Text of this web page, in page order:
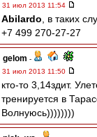
31 июл 2013 11:54
Abilardo , в таких
+7 499 270-27-27
gelom -
31 июл 2013 11:50
кто-то 3,14здит.
тренируется в
Волнуюсь))))))))